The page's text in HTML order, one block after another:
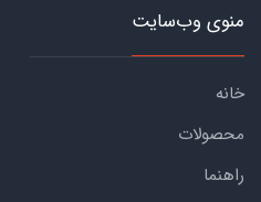
منوی وب‌سایت
خانه
محصولات
راهنما